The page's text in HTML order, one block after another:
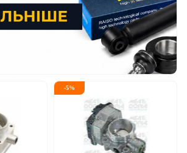
-5%